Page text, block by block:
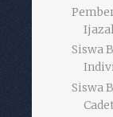
Siswa
Siswa